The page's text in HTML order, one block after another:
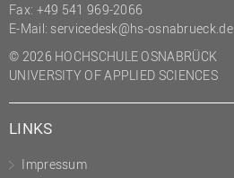
Fax: +49 541 969-2066
E-Mail: servicedesk@hs-osnabrueck.de
© 2026 HOCHSCHULE OSNABRÜCK
UNIVERSITY OF APPLIED SCIENCES
LINKS
Impressum